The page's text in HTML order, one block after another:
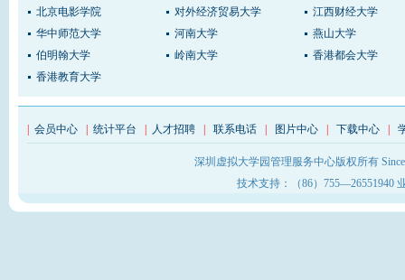
北京电影学院 对外经济贸易大学
江西财经大学
华中师范大学
河南大学
燕山大学
伯明翰大学
岭南大学
香港都会大学
香港教育大学
会员中心 统计平台 人才招聘 联系电话 图片中心 下载中心
深圳虚拟大学园管理服务中心版权所有
技术支持：（86）755—26551940